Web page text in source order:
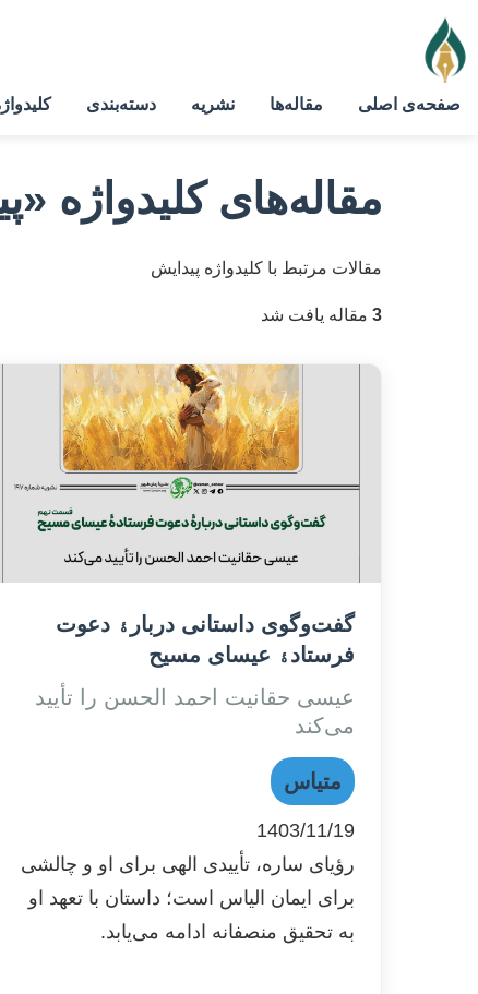
صفحه‌ی اصلی مقاله‌ها نشریه دسته‌بندی
مقاله‌های کلیدواژه
مقالات مرتبط با کلیدواژه پیدایش
3 مقاله یافت شد
گفت‌وگوی داستانی دربارﮤ دعوت
فرستادﮤ عیسای مسیح
عیسی حقانیت احمد الحسن را تأیید
می‌کند
متیاس
1403/11/19
رؤیای ساره، تأییدی الهی برای او و چالشی
برای ایمان الیاس است؛ داستان با تعهد او
به تحقیق منصفانه ادامه می‌یابد.